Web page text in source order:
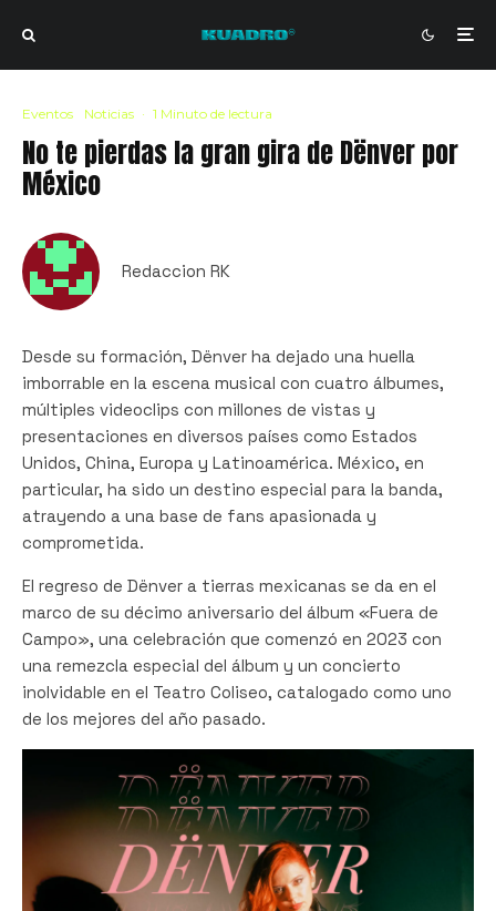
Eventos Noticias · 1 Minuto de lectura
No te pierdas la gran gira de Dënver por
México
Redaccion RK
Desde su formación, Dënver ha dejado una huella
imborrable en la escena musical con cuatro álbumes,
múltiples videoclips con millones de vistas y
presentaciones en diversos países como Estados
Unidos, China, Europa y Latinoamérica. México, en
particular, ha sido un destino especial para la banda,
atrayendo a una base de fans apasionada y
comprometida.
El regreso de Dënver a tierras mexicanas se da en el
marco de su décimo aniversario del álbum «Fuera de
Campo», una celebración que comenzó en 2023 con
una remezcla especial del álbum y un concierto
inolvidable en el Teatro Coliseo, catalogado como uno
de los mejores del año pasado.